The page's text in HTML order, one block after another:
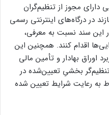
دارای مجوز از تنظیم‌گران
مجازند در درگاه‌های اینترنتی رسمی
این سند نسبت به معرفی،
اقدام کنند. همچنین این
اوراق بهادار و تأمین مالی
بخشیِ تعیین‌شده در
به رعایت شرایط تعیین شده